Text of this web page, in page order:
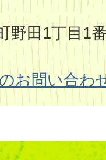
野田1丁目1
お問い合わ